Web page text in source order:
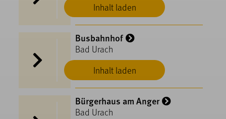
Inhalt laden
Inhalt laden
Busbahnhof
Bad Urach
Bürgerhaus am Anger
Bad Urach